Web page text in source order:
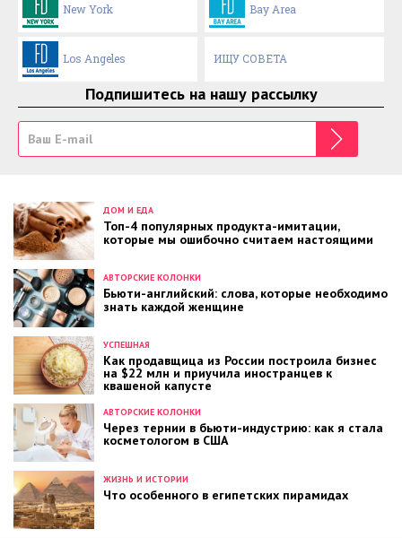
New York Bay Area
Los Angeles ИЩУ СОВЕТА
Подпишитесь на нашу рассылку
ДОМ И ЕДА
Топ-4 популярных продукта-имитации,
которые мы ошибочно считаем настоящими
АВТОРСКИЕ КОЛОНКИ
Бьюти-английский: слова, которые необходимо
знать каждой женщине
АВТОРСКИЕ КОЛОНКИ
Через тернии в бьюти-индустрию: как я стала
косметологом в США
УСПЕШНАЯ
Как продавщица из России построила бизнес
на $22 млн и приучила иностранцев к
квашеной капусте
ЖИЗНЬ И ИСТОРИИ
Что особенного в египетских пирамидах